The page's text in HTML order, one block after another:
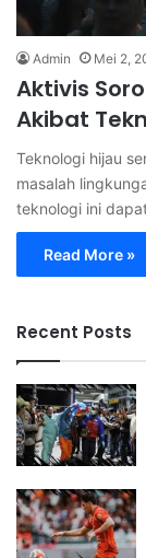
Admin Mei 2,
Aktivis
Akibat
Teknologi hijau
masalah
teknologi ini
Read More »
Recent Posts